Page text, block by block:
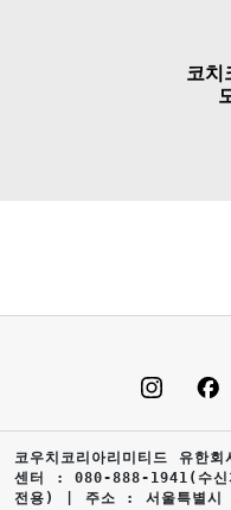
코
코우치코리아리미티드 유
센터 : 080-888-1941(수
전용) | 주소 : 서울특별시